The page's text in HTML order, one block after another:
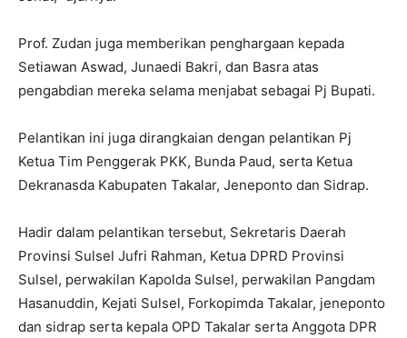
Prof. Zudan juga memberikan penghargaan kepada
Setiawan Aswad, Junaedi Bakri, dan Basra atas
pengabdian mereka selama menjabat sebagai Pj Bupati.
Pelantikan ini juga dirangkaian dengan pelantikan Pj
Ketua Tim Penggerak PKK, Bunda Paud, serta Ketua
Dekranasda Kabupaten Takalar, Jeneponto dan Sidrap.
Hadir dalam pelantikan tersebut, Sekretaris Daerah
Provinsi Sulsel Jufri Rahman, Ketua DPRD Provinsi
Sulsel, perwakilan Kapolda Sulsel, perwakilan Pangdam
Hasanuddin, Kejati Sulsel, Forkopimda Takalar, jeneponto
dan sidrap serta kepala OPD Takalar serta Anggota DPR